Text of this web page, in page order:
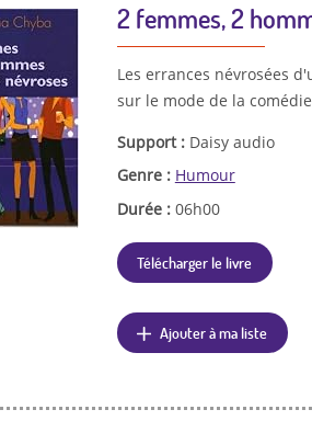
2 femmes, 2
Les errances névrosées
sur le mode de la
Support : Daisy audio
Genre : Humour
Durée : 06h00
Télécharger le livre
Ajouter à ma liste